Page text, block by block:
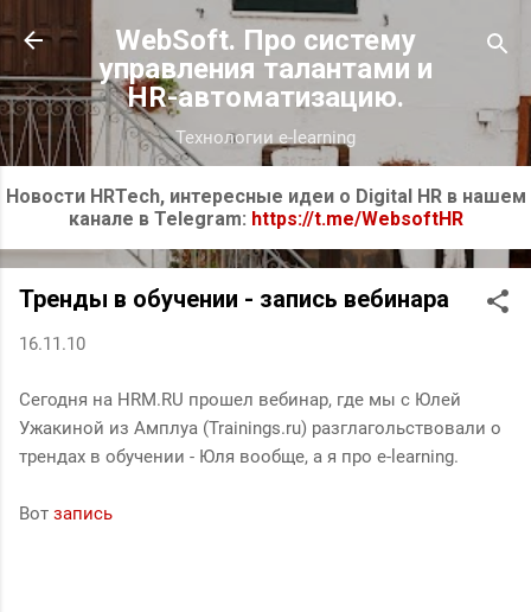
К основному контенту
WebSoft. Про систему
управления талантами и
HR-автоматизацию.
Технологии e-learning
Новости HRTech, интересные идеи о Digital HR в нашем
канале в Telegram: https://t.me/WebsoftHR
Тренды в обучении - запись вебинара
16.11.10
Сегодня на HRM.RU прошел вебинар, где мы с Юлей
Ужакиной из Амплуа (Trainings.ru) разглагольствовали о
трендах в обучении - Юля вообще, а я про e-learning.
Вот запись